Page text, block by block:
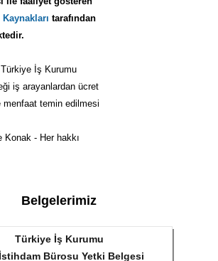
tarafından
Türkiye İş Kurumu
iş arayanlardan ücret
menfaat temin edilmesi
- Her hakkı
Belgelerimiz
Türkiye İş Kurumu
Bürosu Yetki Belgesi